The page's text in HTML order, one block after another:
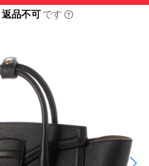
返品不可 です